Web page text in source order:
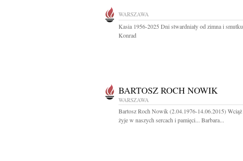
WARSZAWA
Kasia 1956-2025 Dni stwardniały od zimna i smutku
Konrad
BARTOSZ ROCH NOWIK
WARSZAWA
Bartosz Roch Nowik (2.04.1976-14.06.2015) Wciąż
żyje w naszych sercach i pamięci... Barbara...